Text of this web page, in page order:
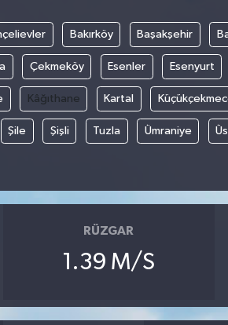
Bakırköy Başakşehir
Çekmeköy Esenler Esenyurt
Kâğıthane Kartal
Şile Şişli Tuzla Ümraniye
RÜZGAR
1.39 M/S